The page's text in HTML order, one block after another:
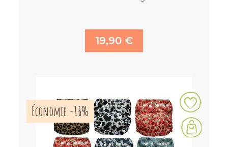
19,90 €
Économie -16%